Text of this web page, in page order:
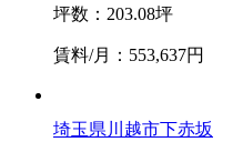
坪数：203.08坪
賃料/月：553,637円
埼玉県川越市下赤坂